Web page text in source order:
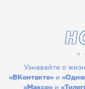
Узнавайте о
«ВКонтакте»и
«Максе» и